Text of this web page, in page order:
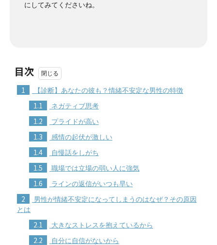
にしてみてくださいね。
目次
1 【診断】あなたの彼も？情緒不安定な男性の特徴
1.1 ネガティブ思考
1.2 プライドが高い
1.3 感情の起伏が激しい
1.4 自慢話をしがち
1.5 職場では立場の弱い人に強気
1.6 ラインの返信がいつも早い
2
男性が情緒不安定になってしまうのはなぜ？その原因
とは
2.1 大きなストレスを抱えているから
2.2 自分に自信がないから